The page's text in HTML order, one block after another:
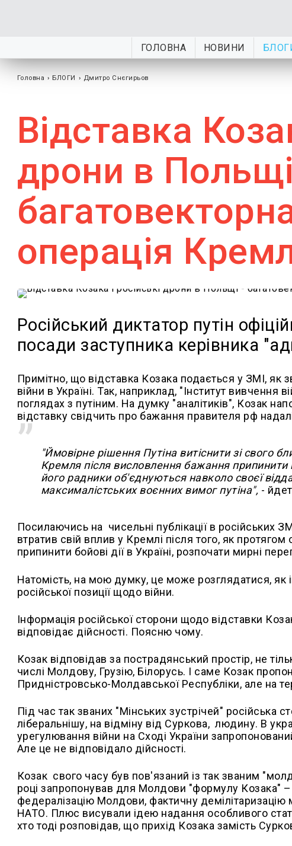
ГОЛОВНА НОВИНИ
Головна › БЛОГИ › Дмитро Снєгирьов
Відставка
дрони в
операція
Російський диктатор путін
посади заступника керівника
Примітно, що відставка Козака подається у ЗМІ, як
війни в Україні. Так, наприклад, "Інститут
поглядах з путіним. На думку "аналітиків", Козак
відставку свідчить про бажання правителя рф
"Ймовірне рішення Путіна витіснити зі свого
Кремля після висловлення бажання припинити
його радники об'єднуються навколо своєї
максималістських воєнних вимог путіна", -
Посилаючись на чисельні публікації в російських
втратив свій вплив у Кремлі після того, як протягом
припинити бойові дії в Україні, розпочати мирні
Натомість, на мою думку, це може розглядатися,
російської позиції щодо війни.
Інформація російської сторони щодо відставки
відповідає дійсності. Поясню чому.
Козак відповідав за пострадянський простір, не
числі Молдову, Грузію, Білорусь. І саме Козак
Придністровсько-Молдавської Республіки, але на
Під час так званих "Мінських зустрічей"
ліберальнішу, на відміну від Суркова, людину. В
урегулювання війни на Сході України
Але це не відповідало дійсності.
Козак свого часу був пов'язаний із так званим
році запропонував для Молдови "формулу Козака" –
федералізацію Молдови, фактичну демілітаризацію
НАТО. Плюс висували ідею надання особливого
хто тоді розповідав, що прихід Козака замість